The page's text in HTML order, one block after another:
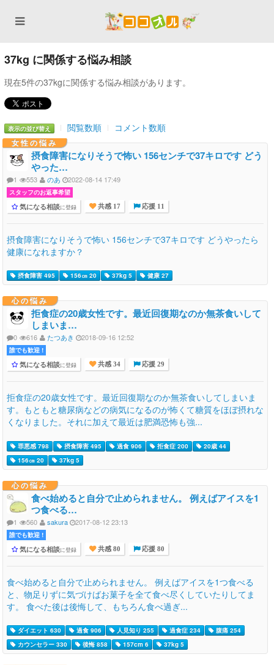
37kg に関係する悩み相談
現在5件の37kgに関係する悩み相談があります。
表示の並び替え 閲覧数順 コメント数順
女性の悩み
摂食障害になりそうで怖い 156センチで37キロです どう
やった…
1 553 のあ 2022-08-14 17:49
スタッフのお返事希望
気になる相談に登録 共感 17 応援 11
摂食障害になりそうで怖い 156センチで37キロです どうやったら
健康になれますか？
摂食障害 495 156㎝ 20 37kg 5 健康 27
心の悩み
拒食症の20歳女性です。最近回復期なのか無茶食いして
しまいま…
0 616 たつあき 2018-09-16 12:52
誰でも歓迎 !
気になる相談に登録 共感 34 応援 29
拒食症の20歳女性です。最近回復期なのか無茶食いしてしまいま
す。もともと糖尿病などの病気になるのが怖くて糖質をほぼ摂れな
くなりました。それに加えて最近は肥満恐怖も強...
罪悪感 798 摂食障害 495 過食 906 拒食症 200
20歳 44
156㎝ 20
37kg 5
心の悩み
食べ始めると自分で止められません。 例えばアイスを1
つ食べる…
1 560 sakura 2017-08-12 23:13
誰でも歓迎 !
気になる相談に登録 共感 80 応援 80
食べ始めると自分で止められません。 例えばアイスを1つ食べる
と、物足りずに気づけばお菓子を全て食べ尽くしていたりしてま
す。 食べた後は後悔して、もちろん食べ過ぎ...
ダイエット 630 過食 906 人見知り 255 過食症 234
腹痛 254
カウンセラー 330
後悔 858 157cm 6 37kg 5